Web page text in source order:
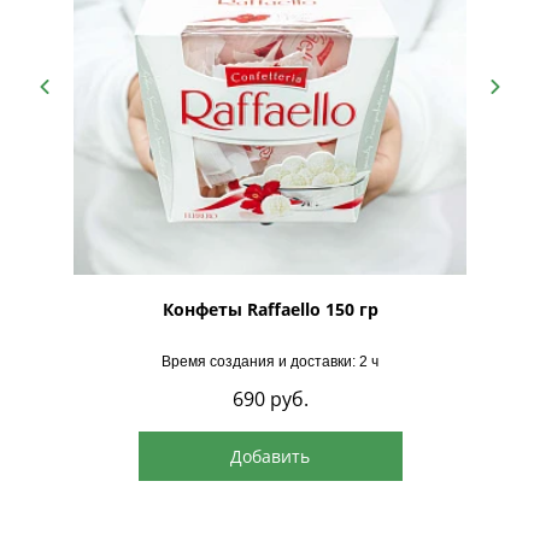
Конфеты Raffaello 150 гр
Время создания и доставки: 2 ч
690 руб.
Добавить